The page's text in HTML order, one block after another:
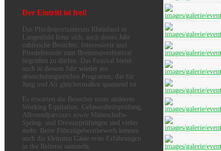
Der Eintritt ist frei!
Das Pferdesportzentrum Rheinland in
Langenfeld freut sich, auch dieses Jahr
zahlreiche Besucher, Interessierte und
Pferdefreunde zum Breitensportfestival
begrüßen zu dürfen. Das Festival bietet
auch in diesem Jahr wieder ein
abwechslungsreiches Programm, das für
Jung und Alt gleichermaßen spannend ist.
Es erwarten die Besucher unter anderem
Working Equitation, Gelassenheitsprüfung,
Allroundparcours sowie Mannschafts-
Spring- und Dressurprüfungen und vieles
mehr. Beim Führzügelwettbewerb können
auch die kleinsten Gäste erste Erfahrungen
in der Reiterei sammeln.